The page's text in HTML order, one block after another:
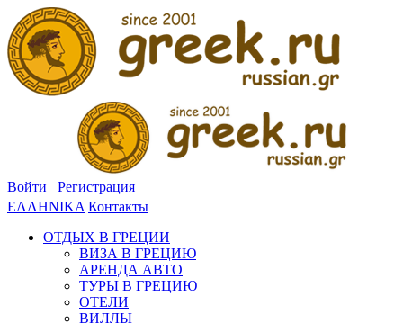
Войти
Регистрация
ΕΛΛΗΝΙΚΑ Контакты
ОТДЫХ В ГРЕЦИИ
ВИЗА В ГРЕЦИЮ
АРЕНДА АВТО
ТУРЫ В ГРЕЦИЮ
ОТЕЛИ
ВИЛЛЫ